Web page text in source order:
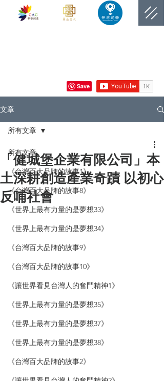
文章
所有文章
《台灣百大品牌的故事1》
《台灣百大品牌的故事8》
《世界上最有力量的是夢想33》
《世界上最有力量的是夢想34》
《台灣百大品牌的故事9》
《台灣百大品牌的故事10》
《讓世界看見台灣人的奮鬥精神1》
《世界上最有力量的是夢想35》
《世界上最有力量的是夢想37》
《世界上最有力量的是夢想38》
《台灣百大品牌的故事2》
所有文章
「健城堡企業有限公司」本
土深耕創造產業奇蹟 以初心
反哺社會